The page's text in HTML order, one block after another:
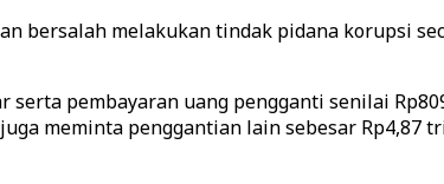
bersalah melakukan tindak pidana korupsi
pembayaran uang pengganti senilai
meminta penggantian lain sebesar